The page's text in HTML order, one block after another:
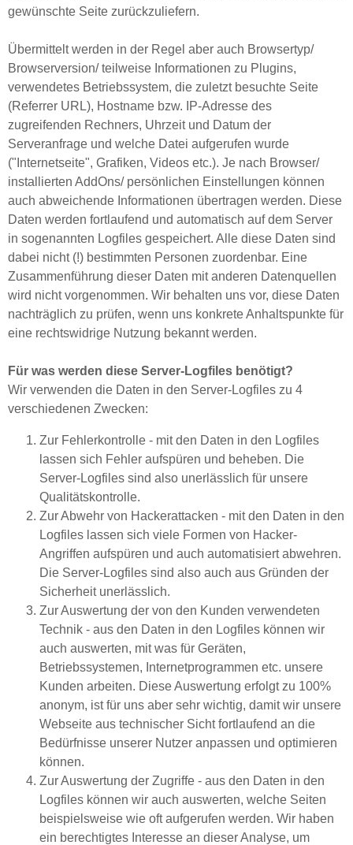
gewünschte Seite zurückzuliefern.
Übermittelt werden in der Regel aber auch Browsertyp/
Browserversion/ teilweise Informationen zu Plugins,
verwendetes Betriebssystem, die zuletzt besuchte Seite
(Referrer URL), Hostname bzw. IP-Adresse des
zugreifenden Rechners, Uhrzeit und Datum der
Serveranfrage und welche Datei aufgerufen wurde
("Internetseite", Grafiken, Videos etc.). Je nach Browser/
installierten AddOns/ persönlichen Einstellungen können
auch abweichende Informationen übertragen werden. Diese
Daten werden fortlaufend und automatisch auf dem Server
in sogenannten Logfiles gespeichert. Alle diese Daten sind
dabei nicht (!) bestimmten Personen zuordenbar. Eine
Zusammenführung dieser Daten mit anderen Datenquellen
wird nicht vorgenommen. Wir behalten uns vor, diese Daten
nachträglich zu prüfen, wenn uns konkrete Anhaltspunkte für
eine rechtswidrige Nutzung bekannt werden.
Für was werden diese Server-Logfiles benötigt?
Wir verwenden die Daten in den Server-Logfiles zu 4
verschiedenen Zwecken:
Zur Fehlerkontrolle - mit den Daten in den Logfiles
lassen sich Fehler aufspüren und beheben. Die
Server-Logfiles sind also unerlässlich für unsere
Qualitätskontrolle.
Zur Abwehr von Hackerattacken - mit den Daten in den
Logfiles lassen sich viele Formen von Hacker-
Angriffen aufspüren und auch automatisiert abwehren.
Die Server-Logfiles sind also auch aus Gründen der
Sicherheit unerlässlich.
Zur Auswertung der von den Kunden verwendeten
Technik - aus den Daten in den Logfiles können wir
auch auswerten, mit was für Geräten,
Betriebssystemen, Internetprogrammen etc. unsere
Kunden arbeiten. Diese Auswertung erfolgt zu 100%
anonym, ist für uns aber sehr wichtig, damit wir unsere
Webseite aus technischer Sicht fortlaufend an die
Bedürfnisse unserer Nutzer anpassen und optimieren
können.
Zur Auswertung der Zugriffe - aus den Daten in den
Logfiles können wir auch auswerten, welche Seiten
beispielsweise wie oft aufgerufen werden. Wir haben
ein berechtigtes Interesse an dieser Analyse, um